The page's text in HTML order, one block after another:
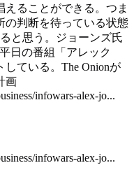
ることができる。つま
の判断を待っている状態
と思う。ジョーンズ氏
日の番組「アレック
ている。The Onionが
画
infowars-alex-jo...
infowars-alex-jo...